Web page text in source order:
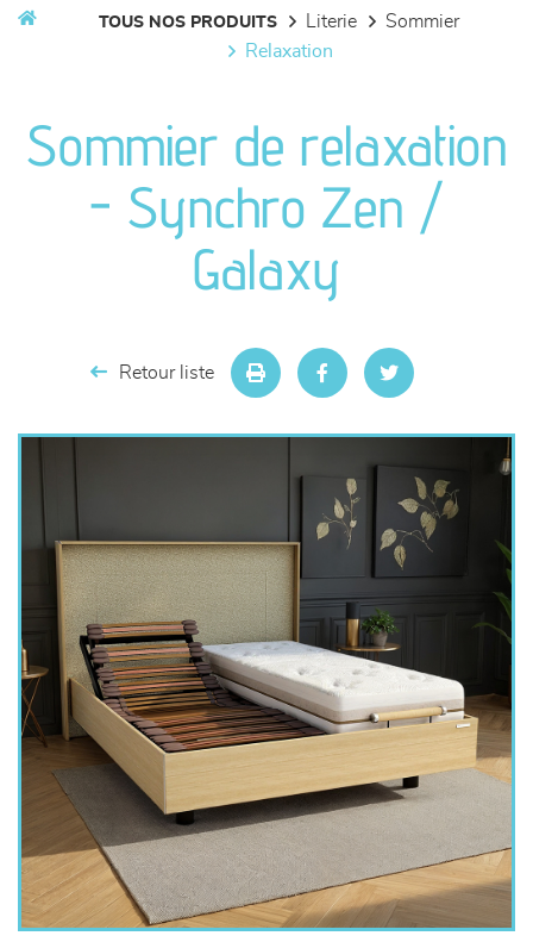
séjours
meubles de complément
chambres et dressing
TOUS NOS PRODUITS literie
sommier
relaxation
Sommier de relaxation
- Synchro Zen /
Galaxy
Retour liste